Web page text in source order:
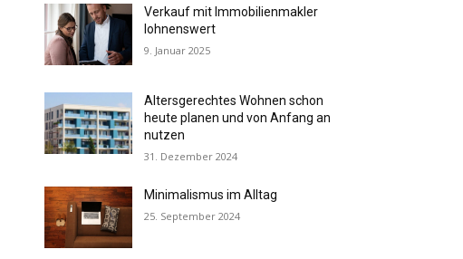
Verkauf mit Immobilienmakler
lohnenswert
9. Januar 2025
Altersgerechtes Wohnen schon
heute planen und von Anfang an
nutzen
31. Dezember 2024
Minimalismus im Alltag
25. September 2024